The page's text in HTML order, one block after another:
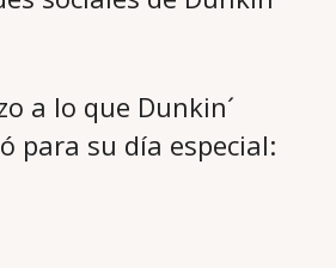
a lo que Dunkin´
para su día especial: